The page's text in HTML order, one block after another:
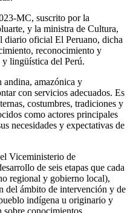
MC, suscrito por la
y la ministra de Cultura,
diario oficial El Peruano, dicha
reconocimiento y
lingüística del Perú.
andina, amazónica y
con servicios adecuados. Es
costumbres, tradiciones y
como actores principales
necesidades y expectativas de
Viceministerio de
de seis etapas que cada
regional y gobierno local),
del ámbito de intervención y de
indígena u originario y
conocimientos